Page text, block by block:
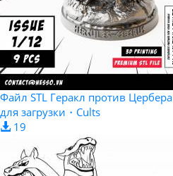
Файл STL Геракл против
для загрузки・Cults
19